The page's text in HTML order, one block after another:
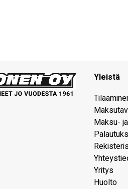
Yleistä
Maksu-
Yritys
Huolto